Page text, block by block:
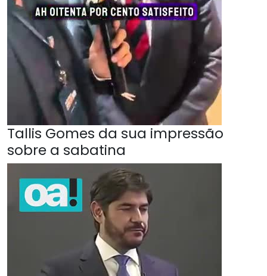
Tallis Gomes da sua impressão
sobre a sabatina